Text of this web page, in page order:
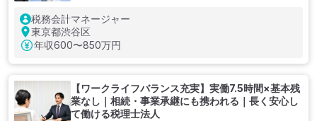
税務会計マネージャー
東京都渋谷区
年収600〜850万円
【ワークライフバランス充実】実働7.5時間×基本残
業なし｜相続・事業承継にも携われる｜長く安心し
て働ける税理士法人